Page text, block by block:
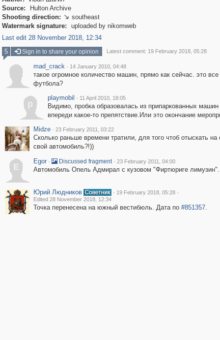
Source:
Hulton Archive
Shooting direction:  southeast
Watermark signature:
uploaded by nikomweb
Last edit 28 November 2018, 12:34
5
Sign in to share your opinion Latest comment: 19 February 2018, 05:28
mad_crack · 14 January 2010, 04:48
такое огромное количество машин, прямо как сейчас. это все
футбола?
p
playmobil · 11 April 2010, 18:05
Видимо, пробка образовалась из припаркованных
впереди какое-то препятствие.Или это окончание
Midze · 23 February 2011, 03:22
Сколько раньше времени тратили, для того чтоб отыскать на
свой автомобиль?!))
E
Egor · Discussed fragment · 23 February 2011, 04:00
Автомобиль Опель Адмирал с кузовом "Фиртюриге лимузин".
Юрий Людников · 19 February 2018, 05:28 ·
Edited 28 November 2018, 12:34
Точка перенесена на южный вестибюль. Дата по #851357.